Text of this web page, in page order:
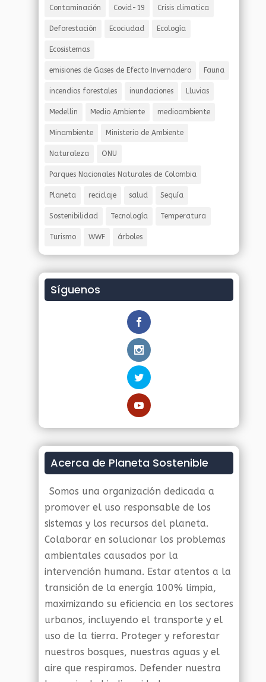
Contaminación Covid-19 Crisis climatica
Deforestación Ecociudad Ecología
Ecosistemas
emisiones de Gases de Efecto Invernadero Fauna
incendios forestales inundaciones Lluvias
Medellin Medio Ambiente medioambiente
Minambiente Ministerio de Ambiente
Naturaleza ONU
Parques Nacionales Naturales de Colombia
Planeta reciclaje salud Sequía
Sostenibilidad Tecnología Temperatura
Turismo WWF árboles
Síguenos
Acerca de Planeta Sostenible
Somos una organización dedicada a
promover el uso responsable de los
sistemas y los recursos del planeta.
Colaborar en solucionar los problemas
ambientales causados por la
intervención humana. Estar atentos a la
transición de la energía 100% limpia,
maximizando su eficiencia en los sectores
urbanos, incluyendo el transporte y el
uso de la tierra. Proteger y reforestar
nuestros bosques, nuestras aguas y el
aire que respiramos. Defender nuestra